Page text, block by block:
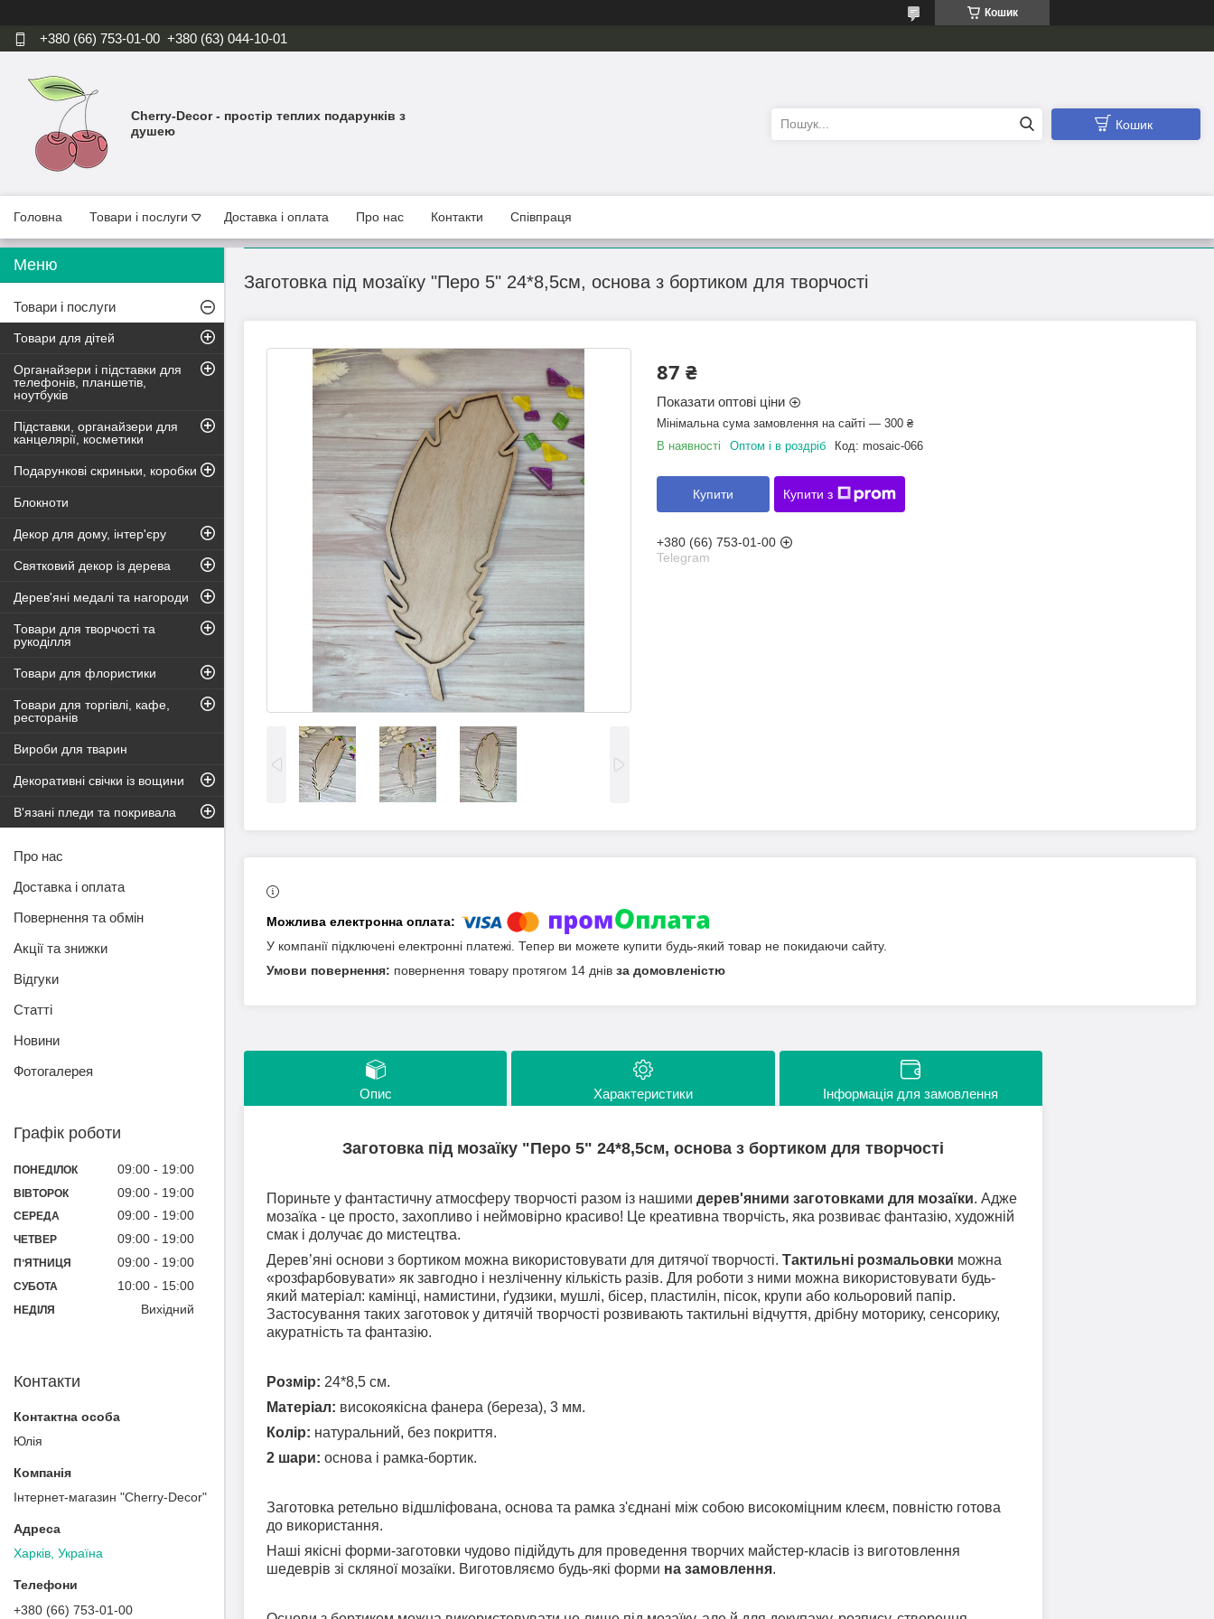
Кошик
+380 (66) 753-01-00 +380 (63) 044-10-01
Cherry-Decor - простір теплих подарунків з
душею
Кошик
Головна Товари і послуги Доставка і оплата Про нас Контакти Співпраця
Заготовка під мозаїку "Перо 5" 24*8,5см, основа з бортиком для творчості
87 ₴
Показати оптові ціни
Мінімальна сума замовлення на сайті — 300 ₴
В наявності
Оптом і в роздріб Код: mosaic-066
Купити Купити з
+380 (66) 753-01-00
Telegram
У компанії підключені електронні платежі. Тепер ви можете купити будь-який товар не покидаючи сайту.
повернення товару протягом 14 днів за домовленістю
Опис Характеристики Інформація для замовлення
Заготовка під мозаїку "Перо 5" 24*8,5см, основа з бортиком для творчості
Пориньте у фантастичну атмосферу творчості разом із нашими дерев'яними заготовками для мозаїки. Адже
мозаїка - це просто, захопливо і неймовірно красиво! Це креативна творчість, яка розвиває фантазію, художній
смак і долучає до мистецтва.
Дерев’яні основи з бортиком можна використовувати для дитячої творчості. Тактильні розмальовки можна
«розфарбовувати» як завгодно і незліченну кількість разів. Для роботи з ними можна використовувати будь-
який матеріал: камінці, намистини, ґудзики, мушлі, бісер, пластилін, пісок, крупи або кольоровий папір.
Застосування таких заготовок у дитячій творчості розвивають тактильні відчуття, дрібну моторику, сенсорику,
акуратність та фантазію.
Розмір: 24*8,5 см.
Матеріал: високоякісна фанера (береза), 3 мм.
Колір: натуральний, без покриття.
2 шари: основа і рамка-бортик.
Заготовка ретельно відшліфована, основа та рамка з'єднані між собою високоміцним клеєм, повністю готова
до використання.
Наші якісні форми-заготовки чудово підійдуть для проведення творчих майстер-класів із виготовлення
шедеврів зі скляної мозаїки. Виготовляємо будь-які форми на замовлення.
Товари і послуги
Товари для дітей
Органайзери і підставки для
телефонів, планшетів,
ноутбуків
Підставки, органайзери для
канцелярії, косметики
Подарункові скриньки, коробки
Блокноти
Декор для дому, інтер'єру
Святковий декор із дерева
Дерев'яні медалі та нагороди
Товари для творчості та
рукоділля
Товари для флористики
Товари для торгівлі, кафе,
ресторанів
Вироби для тварин
Декоративні свічки із вощини
В'язані пледи та покривала
Про нас
Доставка і оплата
Повернення та обмін
Акції та знижки
Відгуки
Статті
Новини
Фотогалерея
Графік роботи
ПОНЕДІЛОК 09:00 19:00
ВІВТОРОК 09:00 19:00
СЕРЕДА 09:00 19:00
ЧЕТВЕР 09:00 19:00
ПʼЯТНИЦЯ 09:00 19:00
СУБОТА 10:00 15:00
НЕДІЛЯ Вихідний
Контакти
Юлія
Інтернет-магазин "Cherry-Decor"
Харків, Україна
+380 (66) 753-01-00